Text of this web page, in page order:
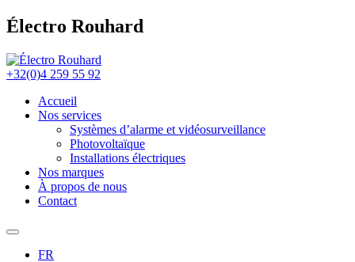
Électro Rouhard
+32(0)4 259 55 92
Accueil
Nos services
Systèmes d’alarme et vidéosurveillance
Photovoltaïque
Installations électriques
Nos marques
À propos de nous
Contact
FR